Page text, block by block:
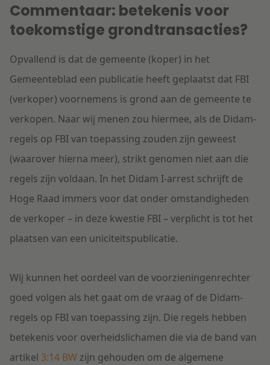
Commentaar: betekenis voor
toekomstige grondtransacties?
Opvallend is dat de gemeente (koper) in het
Gemeenteblad een publicatie heeft geplaatst dat FBI
(verkoper) voornemens is grond aan de gemeente te
verkopen. Naar wij menen zou hiermee, als de Didam-
regels op FBI van toepassing zouden zijn geweest
(waarover hierna meer), strikt genomen niet aan die
regels zijn voldaan. In het Didam I-arrest schrijft de
Hoge Raad immers voor dat onder omstandigheden
de verkoper – in deze kwestie FBI – verplicht is tot het
plaatsen van een uniciteitspublicatie.
Wij kunnen het oordeel van de voorzieningenrechter
goed volgen als het gaat om de vraag of de Didam-
regels op FBI van toepassing zijn. Die regels hebben
betekenis voor overheidslichamen die via de band van
artikel 3:14 BW zijn gehouden om de algemene